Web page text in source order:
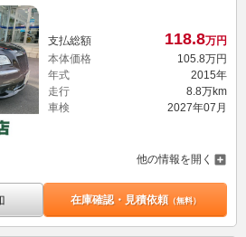
支払総額 118.8万円
本体価格
105.8万円
年式
2015年
走行
8.8万km
車検
2027年07月
他の情報を開く
在庫確認・見積依頼（無料）